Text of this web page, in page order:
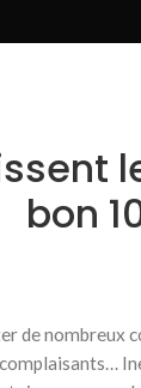
bon
de nombreux